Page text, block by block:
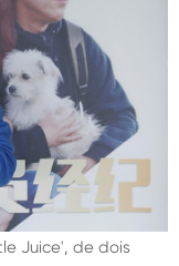
Juice', de dois